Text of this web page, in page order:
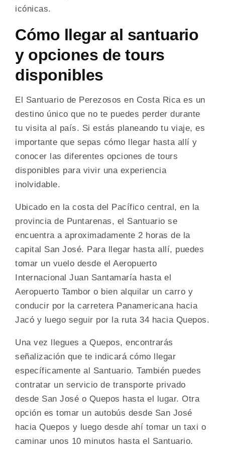
icónicas.
Cómo llegar al santuario
y opciones de tours
disponibles
El Santuario de Perezosos en Costa Rica es un
destino único que no te puedes perder durante
tu visita al país. Si estás planeando tu viaje, es
importante que sepas cómo llegar hasta allí y
conocer las diferentes opciones de tours
disponibles para vivir una experiencia
inolvidable.
Ubicado en la costa del Pacífico central, en la
provincia de Puntarenas, el Santuario se
encuentra a aproximadamente 2 horas de la
capital San José. Para llegar hasta allí, puedes
tomar un vuelo desde el Aeropuerto
Internacional Juan Santamaría hasta el
Aeropuerto Tambor o bien alquilar un carro y
conducir por la carretera Panamericana hacia
Jacó y luego seguir por la ruta 34 hacia Quepos.
Una vez llegues a Quepos, encontrarás
señalización que te indicará cómo llegar
específicamente al Santuario. También puedes
contratar un servicio de transporte privado
desde San José o Quepos hasta el lugar. Otra
opción es tomar un autobús desde San José
hacia Quepos y luego desde ahí tomar un taxi o
caminar unos 10 minutos hasta el Santuario.